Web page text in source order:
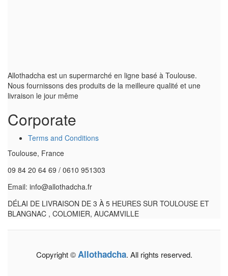
Allothadcha est un supermarché en ligne basé à Toulouse.
Nous fournissons des produits de la meilleure qualité et une
livraison le jour même
Corporate
Terms and Conditions
Toulouse, France
09 84 20 64 69 / 0610 951303
Email: info@allothadcha.fr
DÉLAI DE LIVRAISON DE 3 À 5 HEURES SUR TOULOUSE ET
BLANGNAC , COLOMIER, AUCAMVILLE
Copyright ©Allothadcha. All rights reserved.